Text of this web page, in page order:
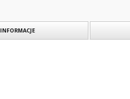
INFORMACJE